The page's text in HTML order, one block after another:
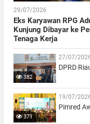
29/07/2026
Eks Karyawan RPG
Kunjung Dibayar ke
Tenaga Kerja
382
27/07/
DPRD
371
19/07/
Pimred